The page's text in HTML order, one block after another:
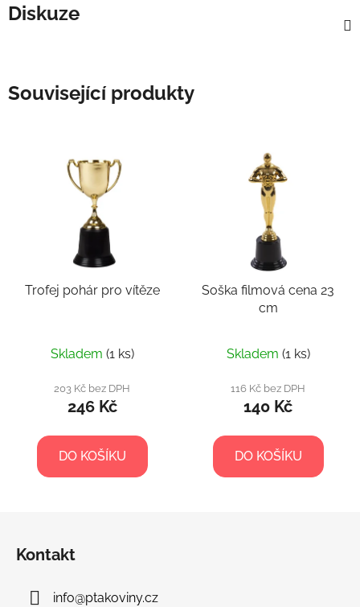
Diskuze
Související produkty
Trofej pohár pro vítěze
Skladem (1 ks)
203 Kč bez DPH
246 Kč
DO KOŠÍKU
Soška filmová cena 23
cm
Skladem (1 ks)
116 Kč bez DPH
140 Kč
DO KOŠÍKU
Kontakt
info@ptakoviny.cz